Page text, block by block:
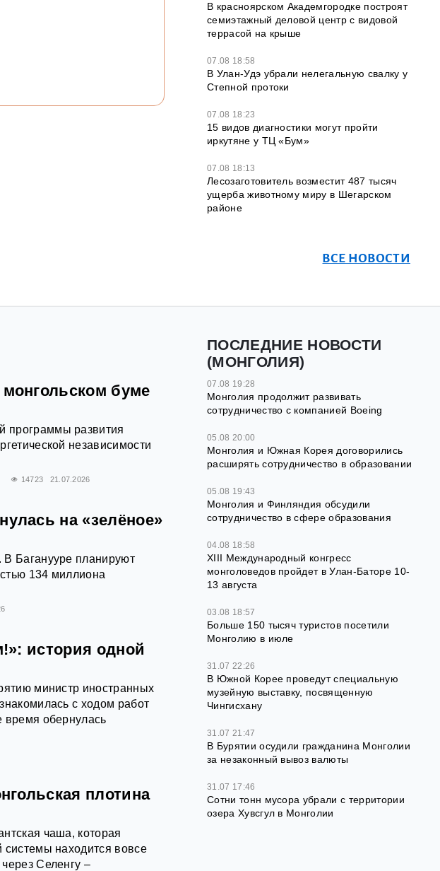
В красноярском Академгородке построят
семиэтажный деловой центр с видовой
террасой на крыше
07.08 18:58
В Улан-Удэ убрали нелегальную свалку у
Степной протоки
07.08 18:23
15 видов диагностики могут пройти
иркутяне у ТЦ «Бум»
07.08 18:13
Лесозаготовитель возместит 487 тысяч
ущерба животному миру в Шегарском
районе
ВСЕ НОВОСТИ
буме
программы развития
независимости
14723 21.07.2026
на «зелёное»
В Баганууре планируют
134 миллиона
история одной
министр иностранных
с ходом работ
время обернулась
плотина
чаша, которая
системы находится вовсе
Селенгу –
ПОСЛЕДНИЕ НОВОСТИ
(МОНГОЛИЯ)
07.08 19:28
Монголия продолжит развивать
сотрудничество с компанией Boeing
05.08 20:00
Монголия и Южная Корея договорились
расширять сотрудничество в образовании
05.08 19:43
Монголия и Финляндия обсудили
сотрудничество в сфере образования
04.08 18:58
XIII Международный конгресс
монголоведов пройдет в Улан-Баторе 10-
13 августа
03.08 18:57
Больше 150 тысяч туристов посетили
Монголию в июле
31.07 22:26
В Южной Корее проведут специальную
музейную выставку, посвященную
Чингисхану
31.07 21:47
В Бурятии осудили гражданина Монголии
за незаконный вывоз валюты
31.07 17:46
Сотни тонн мусора убрали с территории
озера Хувсгул в Монголии